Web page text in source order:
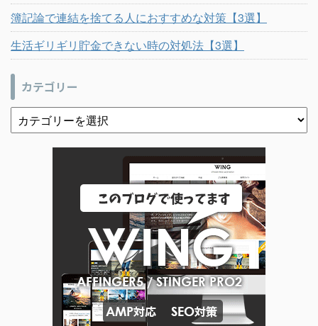
簿記論で連結を捨てる人におすすめな対策【3選】
生活ギリギリ貯金できない時の対処法【3選】
カテゴリー